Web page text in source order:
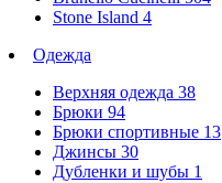
Stone Island 4
Одежда
Верхняя одежда 38
Брюки 94
Брюки спортивные 13
Джинсы 30
Дубленки и шубы 1